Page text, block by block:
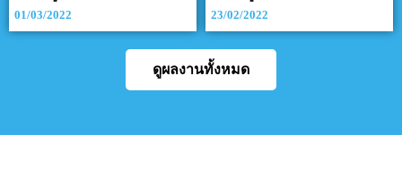
01/03/2022 23/02/2022
ดูผลงานทั้งหมด